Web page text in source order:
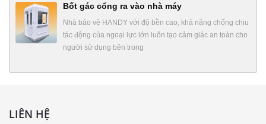
Bốt gác cổng ra vào nhà máy
Nhà bảo vệ HANDY với độ bền cao, khả năng chống chịu
tác động của ngoại lực lớn luôn tạo cảm giác an toàn cho
người sử dụng bên trong
LIÊN HỆ